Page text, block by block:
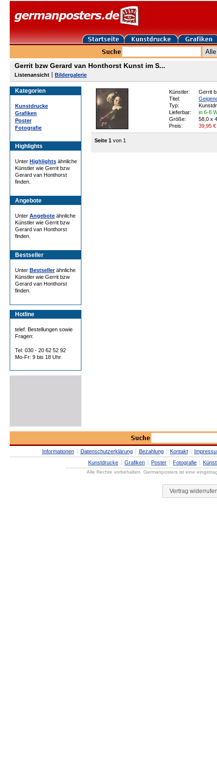
Gerrit bzw Gerard van Honthorst Kunst im S...
Listenansicht Bildergalerie
Kategorien
Kunstdrucke
Grafiken
Poster
Fotografie
Highlights
Unter Highlights ähnliche
Künstler wie Gerrit bzw
Gerard van Honthorst
finden.
Angebote
Unter Angebote ähnliche
Künstler wie Gerrit bzw
Gerard van Honthorst
finden.
Bestseller
Unter Bestsellerähnliche
Künstler wie Gerrit bzw
Gerard van Honthorst
finden.
Hotline
telef. Bestellungen sowie
Fragen:
Tel: 030 - 20 62 52 92
Mo-Fr: 9 bis 18 Uhr
Künstler:
Gerrit
Titel:
Typ:
Lieferbar:
in 6-8
Größe:
58,0 x
Preis:
39,95 €
Seite 1 von 1
Informationen Datenschutzerklärung Bezahlung Kontakt
Kunstdrucke
Grafiken Poster Fotografie
Alle Rechte vorbehalten. Germanposters ist eine
Vertrag